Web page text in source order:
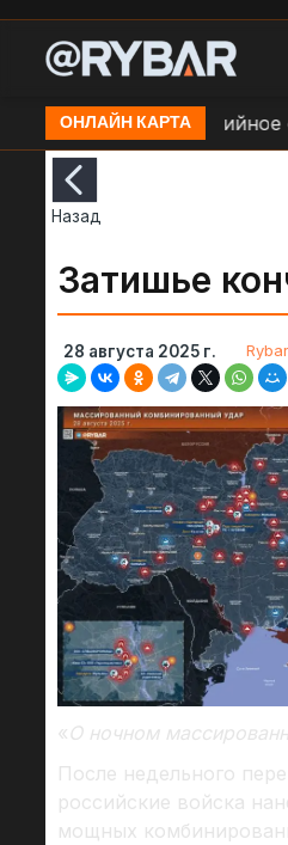
ОНЛАЙН КАРТА
- Дальний Аварийное
Назад
Затишье
28 августа 2025 г. Rybar
« О ночном
После недельного
российские войска
мощных